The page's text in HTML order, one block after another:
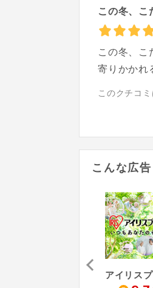
この冬、こ
この冬、こ
寄りかかれ
このクチコ
こんな広
アイリス